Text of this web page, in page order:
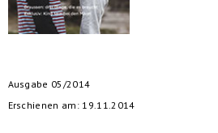
Ausgabe 05/2014
Erschienen am: 19.11.2014